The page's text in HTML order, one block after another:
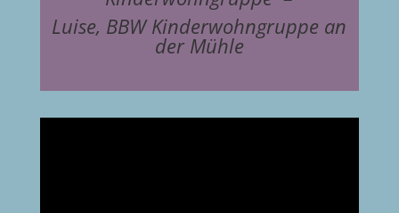
Luise, BBW Kinderwohngruppe an
der Mühle